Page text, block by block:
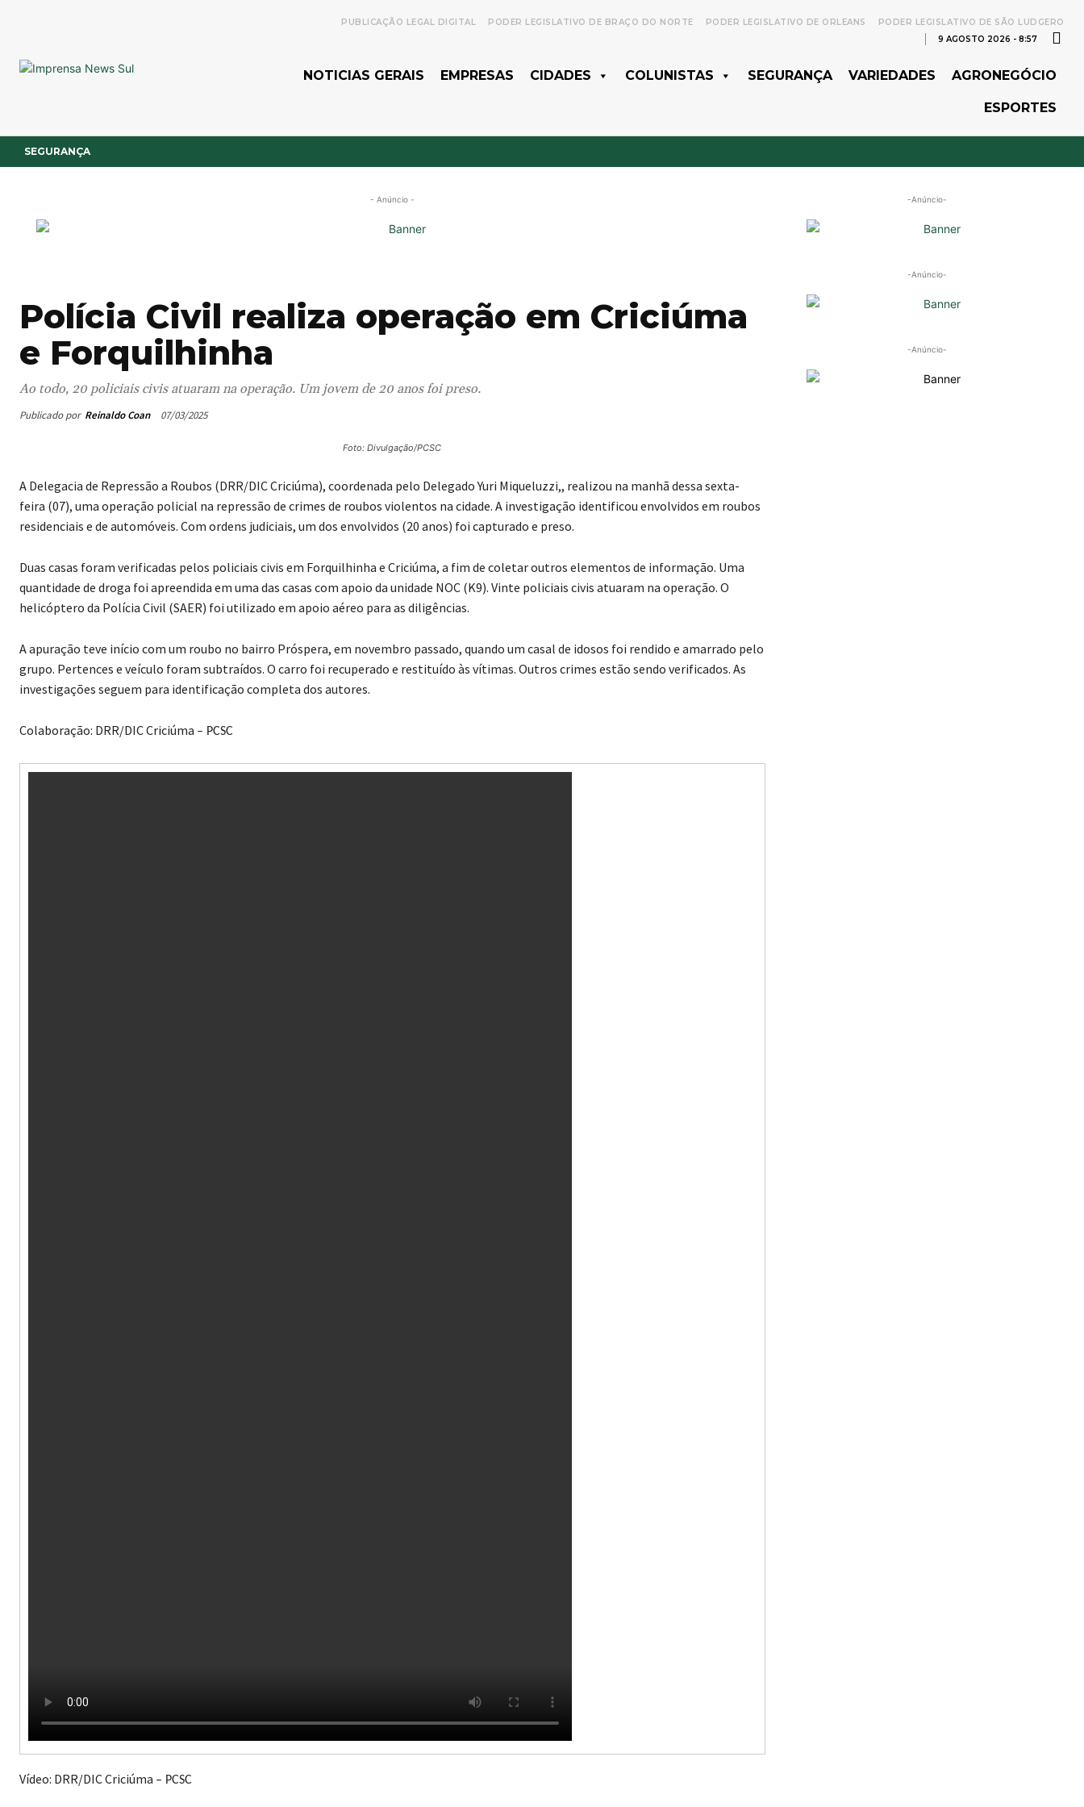
PUBLICAÇÃO LEGAL DIGITAL PODER LEGISLATIVO DE BRAÇO DO NORTE PODER LEGISLATIVO DE ORLEANS
PODER LEGISLATIVO DE SÃO LUDGERO
9 AGOSTO 2026 - 8:57
NOTICIAS GERAIS EMPRESAS CIDADES COLUNISTAS SEGURANÇA VARIEDADES AGRONEGÓCIO
ESPORTES
SEGURANÇA
- Anúncio -
Polícia Civil realiza operação em Criciúma
e Forquilhinha
Ao todo, 20 policiais civis atuaram na operação. Um jovem de 20 anos foi preso.
Publicado por Reinaldo Coan 07/03/2025
Foto: Divulgação/PCSC
A Delegacia de Repressão a Roubos (DRR/DIC Criciúma), coordenada pelo Delegado Yuri Miqueluzzi,, realizou na manhã dessa sexta-
feira (07), uma operação policial na repressão de crimes de roubos violentos na cidade. A investigação identificou envolvidos em roubos
residenciais e de automóveis. Com ordens judiciais, um dos envolvidos (20 anos) foi capturado e preso.
Duas casas foram verificadas pelos policiais civis em Forquilhinha e Criciúma, a fim de coletar outros elementos de informação. Uma
quantidade de droga foi apreendida em uma das casas com apoio da unidade NOC (K9). Vinte policiais civis atuaram na operação. O
helicóptero da Polícia Civil (SAER) foi utilizado em apoio aéreo para as diligências.
A apuração teve início com um roubo no bairro Próspera, em novembro passado, quando um casal de idosos foi rendido e amarrado pelo
grupo. Pertences e veículo foram subtraídos. O carro foi recuperado e restituído às vítimas. Outros crimes estão sendo verificados. As
investigações seguem para identificação completa dos autores.
Colaboração: DRR/DIC Criciúma – PCSC
Vídeo: DRR/DIC Criciúma – PCSC
-Anúncio-
-Anúncio-
-Anúncio-